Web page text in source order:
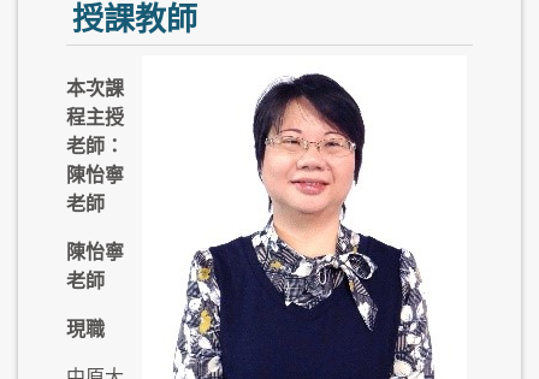
授課教師
本次課
程主授
老師：
陳怡寧
老師
陳怡寧
老師
現職